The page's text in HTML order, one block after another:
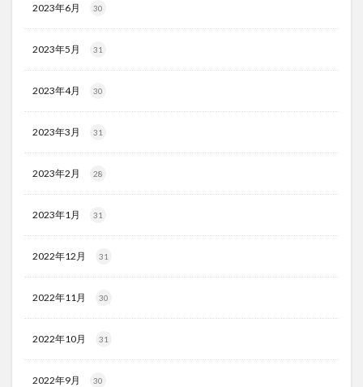
2023年6月 30
2023年5月 31
2023年4月 30
2023年3月 31
2023年2月 28
2023年1月 31
2022年12月 31
2022年11月 30
2022年10月 31
2022年9月 30